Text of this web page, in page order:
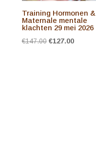
Training Hormonen &
Maternale mentale
klachten 29 mei 2026
€147.00 Oorspronkelijke
€127.00Huidige